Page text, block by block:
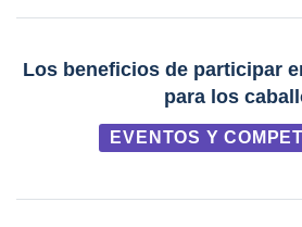
Los beneficios de participar
para los
EVENTOS Y